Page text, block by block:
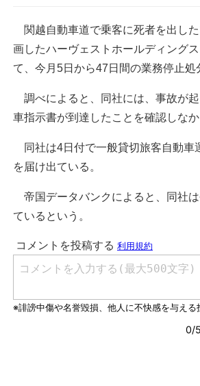
関越自動車道で乗客に死者を出し
画したハーヴェストホールディング
て、今月5日から47日間の業務停止処
調べによると、同社には、事故が
車指示書が到達したことを確認しな
同社は4日付で一般貸切旅客自動車
を届け出ている。
帝国データバンクによると、同社
ているという。